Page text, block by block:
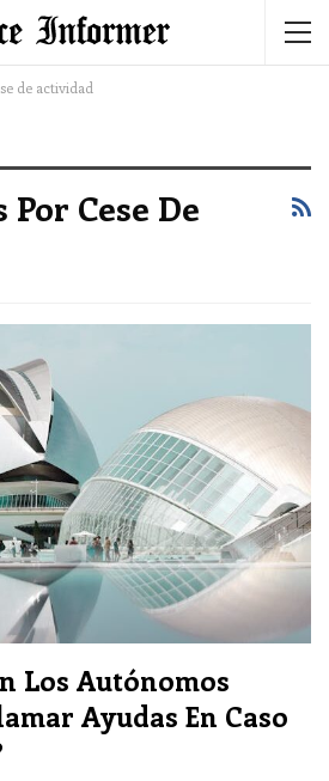
de actividad
Cese De
Los Autónomos
Ayudas En Caso